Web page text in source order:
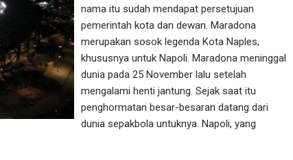
nama itu sudah mendapat persetujuan
pemerintah kota dan dewan. Maradona
merupakan sosok legenda Kota Naples,
khususnya untuk Napoli. Maradona meninggal
dunia pada 25 November lalu setelah
mengalami henti jantung. Sejak saat itu
penghormatan besar-besaran datang dari
dunia sepakbola untuknya. Napoli, yang